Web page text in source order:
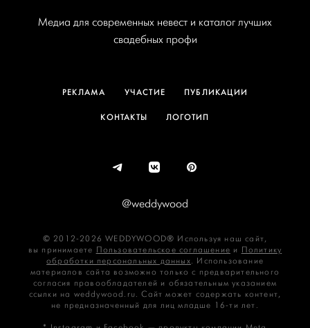
Медиа для современных невест и каталог лучших
свадебных профи
РЕКЛАМА УЧАСТИЕ ПУБЛИКАЦИИ
КОНТАКТЫ ЛОГОТИП
@weddywood
© 2012-2026 WEDDYWOOD® Используя наш сайт,
вы принимаете Пользовательское соглашение и
Политику
обработки персональных данных. Использование
материалов сайта возможно только с предварительного
согласия правообладателей и обязательным указанием
ссылки на weddywood.ru. Сайт может содержать контент,
не предназначенный для лиц младше 16‑ти лет.